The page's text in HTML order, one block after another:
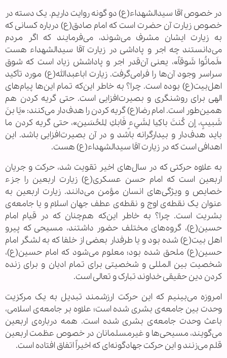
در خصوص آقا سیدالشهداء(ع) دو گونه روایت داریم. یک دسته در
خصوص زیارت آن حضرت است که امام صادق(ع) درباره کسانی که
به زیارت ایشان مشرف می‌شوند، می‌فرمایند که اگر مردم
می‌دانستند چه اجر و پاداشی در زیارت آقا سیدالشهداء هست
«لَماتُوا شَوقاً»، یعنی آن‌قدر اجر و پاداشش زیاد است که شوق
سراسر وجود آن‌ها را فرامی‌گرفت. زیارت اباعبدالله(ع) مورد تأکید
اهل‌بیت(ع) بوده است. چرا؟ به خاطر این‌که تمام این‌ها پیام‌های
الهی برای روشنگری و بصیرت‌افزایی است. حتی گریه کردن هم
همین‌طور است. امام رضا(ع) گریه کردن را هدف‌دار می‌کنند: «يَا بنَ
شَبيبٍ، إن كُنتَ باكِيا لِشَيءٍ فَابكِ لِلحُسَين»، حتی گریه کردن ما
باید هدف‌دار و بیدارگرانه باشد و در آن بصیرت‌افزایی باشد. این
اهدافی است که در زیارت آقا سیدالشهداء(ع) هست.
به علاوه حرکتی که در سال‌های اخیر تقویت شد، حرکت و جریان
اربعین است که امام حسن عسکری(ع) زیارت اربعین را جزء
خصایص و ویژگی‌های انسان مؤمن می‌دانند. زیارت اربعین به
عنوان یک نقطه‌ی اوج و نقطه‌ی عطف جهان اسلام و یا جامعه‌ی
بشریت است. چرا؟ به خاطر این‌که هم‌چنان که در قیام امام
حسین(ع)، گروه‌های مختلف حضور داشتند، مسیحی که پیرو
اهل بیت(ع) شده بود و یا طرفدار بعضی از خلفا که به لشگر امام
حسین(ع) ملحق شده بود؛ معلوم می‌شود که امام حسین(ع)،
شخصیت بین المللی و شخصیتی برای تمام ادیان و برای زنده
کردن دین حقیقی خداوند تبارک و تعالی است.
امروزه می‌بینیم که این حرکت ارزشمند تبدیل به یک مرکزیت
وحدت بین جامعه‌ی بشری شده است؛ علاوه بر جامعه‌ی اسلامی،
باعث وحدت جامعه‌ی بشری شده است. همه درباره‌ی اربعین
می‌گویند، مسیحی‌ها و غیرمسلمانان در خصوص عظمت اربعین
قلم می‌زنند و این حرکت جهادگونه‌ای که اخیراً اتفاق افتاده است.